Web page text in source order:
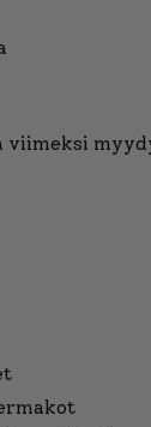
viimeksi